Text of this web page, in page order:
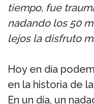
tiempo, fue
nadando los 50
lejos la disfruto
Hoy en día
en la historia de
En un día, un